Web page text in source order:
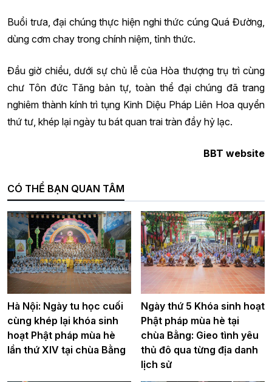
Buổi trưa, đại chúng thực hiện nghi thức cúng Quá Đường,
dùng cơm chay trong chính niệm, tỉnh thức.
Đầu giờ chiều, dưới sự chủ lễ của Hòa thượng trụ trì cùng
chư Tôn đức Tăng bản tự, toàn thể đại chúng đã trang
nghiêm thành kính trì tụng Kinh Diệu Pháp Liên Hoa quyển
thứ tư, khép lại ngày tu bát quan trai tràn đầy hỷ lạc.
BBT website
CÓ THỂ BẠN QUAN TÂM
Hà Nội: Ngày tu học cuối
cùng khép lại khóa sinh
hoạt Phật pháp mùa hè
lần thứ XIV tại chùa Bằng
Ngày thứ 5 Khóa sinh hoạt
Phật pháp mùa hè tại
chùa Bằng: Gieo tình yêu
thủ đô qua từng địa danh
lịch sử